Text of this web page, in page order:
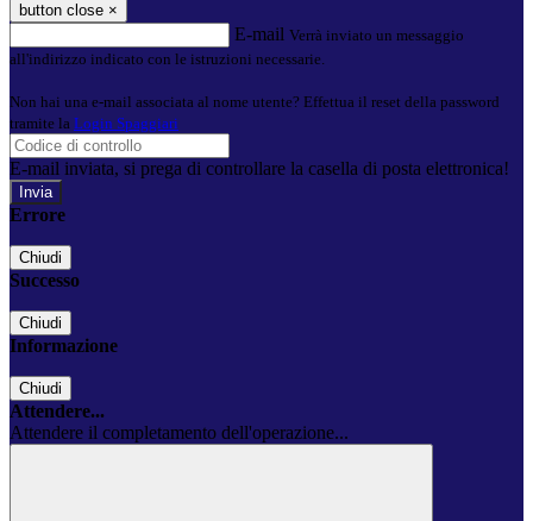
button close ×
E-mail Verrà inviato un messaggio
all'indirizzo indicato con le istruzioni necessarie.
Non hai una e-mail associata al nome utente? Effettua il reset della password
tramite la Login Spaggiari
E-mail inviata, si prega di controllare la casella di posta elettronica!
Errore
Chiudi
Successo
Chiudi
Informazione
Chiudi
Attendere...
Attendere il completamento dell'operazione...